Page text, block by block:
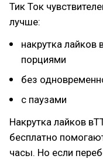
Тик Ток
лучше:
накрутка
порциями
без
с паузами
Накрутка лайков
бесплатно
часы. Но если